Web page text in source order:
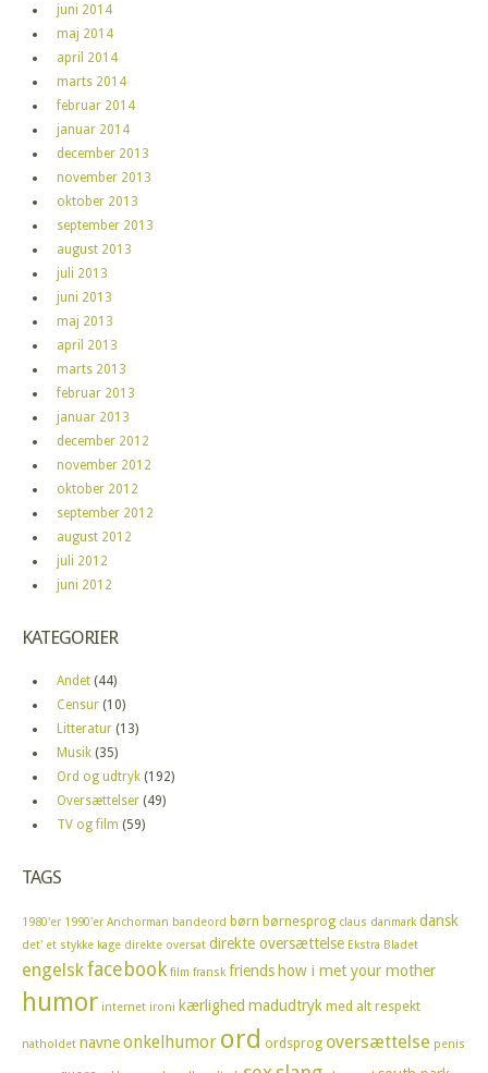
juni 2014
maj 2014
april 2014
marts 2014
februar 2014
januar 2014
december 2013
november 2013
oktober 2013
september 2013
august 2013
juli 2013
juni 2013
maj 2013
april 2013
marts 2013
februar 2013
januar 2013
december 2012
november 2012
oktober 2012
september 2012
august 2012
juli 2012
juni 2012
KATEGORIER
Andet (44)
Censur (10)
Litteratur (13)
Musik (35)
Ord og udtryk (192)
Oversættelser (49)
TV og film (59)
TAGS
1980'er 1990'er Anchorman bandeord børn børnesprog claus danmark dansk
det' et stykke kage direkte oversat direkte oversættelse Ekstra Bladet
engelskfacebook film fransk friends how i met your mother
humor internet ironi kærlighed madudtryk med alt respekt
natholdet navneonkelhumor ord ordsprog oversættelse penis